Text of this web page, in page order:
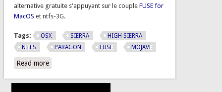
alternative gratuite s'appuyant sur le couple FUSE for
MacOS et ntfs-3G.
Tags: OSX SIERRA
HIGH SIERRA
NTFS
PARAGON FUSE MOJAVE
Read moreabout Lecture et écriture sur un disque NTFS sans payer